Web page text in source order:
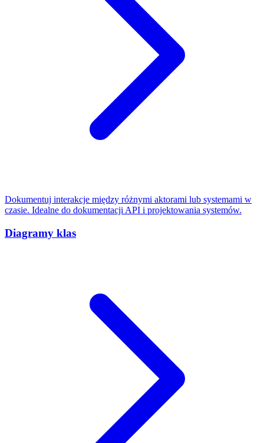
Dokumentuj interakcje między różnymi aktorami lub systemami w
czasie. Idealne do dokumentacji API i projektowania systemów.
Diagramy klas